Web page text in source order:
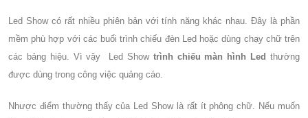
Led Show có rất nhiều phiên bản với tính năng khác nhau. Đây là phần
mềm phù hợp với các buổi trình chiếu đèn Led hoặc dùng chạy chữ trên
các bảng hiệu. Vì vậy Led Show trình chiếu màn hình Led thường
được dùng trong công việc quảng cáo.
Nhược điểm thường thấy của Led Show là rất ít phông chữ. Nếu muốn